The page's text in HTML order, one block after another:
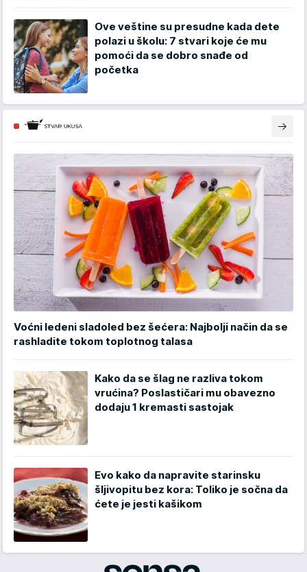
Ove veštine su presudne kada dete
polazi u školu: 7 stvari koje će mu
pomoći da se dobro snađe od
početka
Voćni ledeni sladoled bez šećera: Najbolji način da se
rashladite tokom toplotnog talasa
Kako da se šlag ne razliva tokom
vrućina? Poslastičari mu obavezno
dodaju 1 kremasti sastojak
Evo kako da napravite starinsku
šljivopitu bez kora: Toliko je sočna da
ćete je jesti kašikom